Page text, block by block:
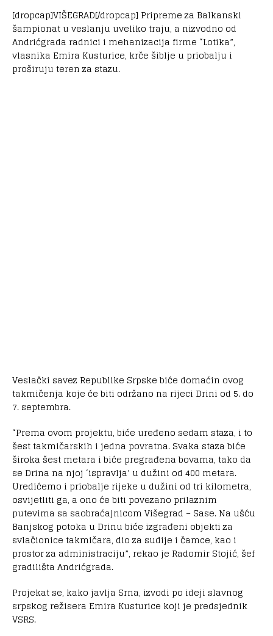
[dropcap]VIŠEGRAD[/dropcap] Pripreme za Balkanski
šampionat u veslanju uveliko traju, a nizvodno od
Andrićgrada radnici i mehanizacija firme “Lotika”,
vlasnika Emira Kusturice, krče šiblje u priobalju i
proširuju teren za stazu.
Veslački savez Republike Srpske biće domaćin ovog
takmičenja koje će biti održano na rijeci Drini od 5. do
7. septembra.
“Prema ovom projektu, biće uređeno sedam staza, i to
šest takmičarskih i jedna povratna. Svaka staza biće
široka šest metara i biće pregrađena bovama, tako da
se Drina na njoj ‘ispravlja’ u dužini od 400 metara.
Uredićemo i priobalje rijeke u dužini od tri kilometra,
osvijetliti ga, a ono će biti povezano prilaznim
putevima sa saobraćajnicom Višegrad – Sase. Na ušću
Banjskog potoka u Drinu biće izgrađeni objekti za
svlačionice takmičara, dio za sudije i čamce, kao i
prostor za administraciju”, rekao je Radomir Stojić, šef
gradilišta Andrićgrada.
Projekat se, kako javlja Srna, izvodi po ideji slavnog
srpskog režisera Emira Kusturice koji je predsjednik
VSRS.